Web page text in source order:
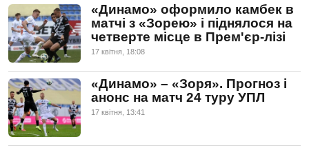
«Динамо» оформило камбек в
матчі з «Зорею» і піднялося на
четверте місце в Прем'єр-лізі
17 квiтня, 18:08
«Динамо» – «Зоря». Прогноз і
анонс на матч 24 туру УПЛ
17 квiтня, 13:41